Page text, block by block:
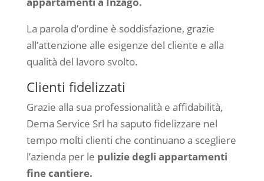
La parola d’ordine è soddisfazione, grazie
all’attenzione alle esigenze del cliente e alla
qualità del lavoro svolto.
Clienti fidelizzati
Grazie alla sua professionalità e affidabilità,
Dema Service Srl ha saputo fidelizzare nel
tempo molti clienti che continuano a scegliere
l’azienda per le pulizie degli appartamenti
fine cantiere.